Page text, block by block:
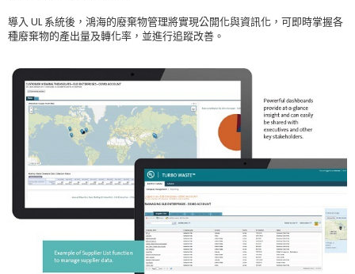
導入 UL 系統後，鴻海的廢棄物管理將實現公開化與資訊化，可即時掌握各
種廢棄物的產出量及轉化率，並進行追蹤改善。